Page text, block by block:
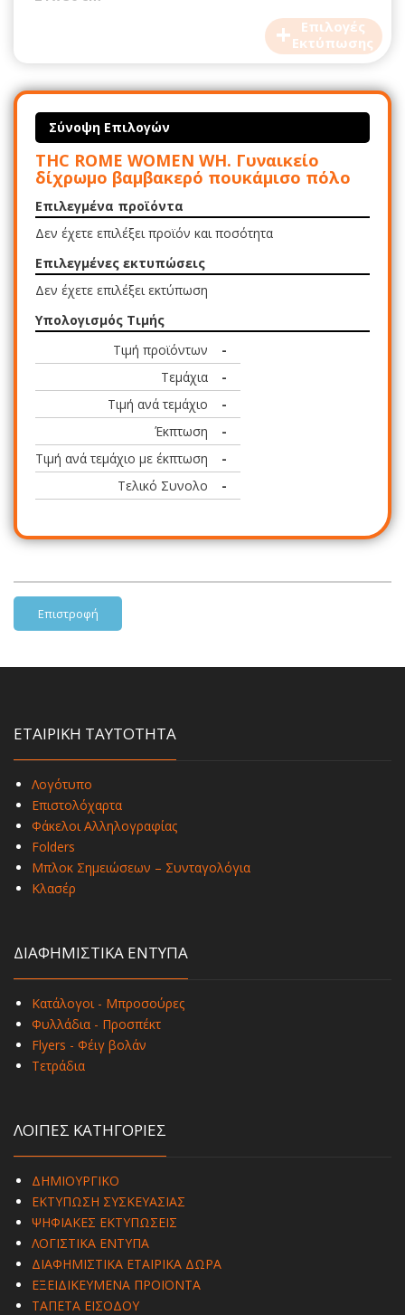
+
Επιλογές
Εκτύπωσης
Σύνοψη Επιλογών
THC ROME WOMEN WH. Γυναικείο
δίχρωμο βαμβακερό πουκάμισο πόλο
Επιλεγμένα προϊόντα
Δεν έχετε επιλέξει προϊόν και ποσότητα
Επιλεγμένες εκτυπώσεις
Δεν έχετε επιλέξει εκτύπωση
Υπολογισμός Τιμής
Τιμή προϊόντων
-
Τεμάχια
-
Τιμή ανά τεμάχιο
-
Έκπτωση
-
Τιμή ανά τεμάχιο με έκπτωση
-
Τελικό Συνολο
-
Επιστροφή
ΕΤΑΙΡΙΚΗ ΤΑΥΤΟΤΗΤΑ
Λογότυπο
Επιστολόχαρτα
Φάκελοι Αλληλογραφίας
Folders
Μπλοκ Σημειώσεων – Συνταγολόγια
Κλασέρ
ΔΙΑΦΗΜΙΣΤΙΚΑ ΕΝΤΥΠΑ
Κατάλογοι - Μπροσούρες
Φυλλάδια - Προσπέκτ
Flyers - Φέιγ βολάν
Τετράδια
ΛΟΙΠΕΣ ΚΑΤΗΓΟΡΙΕΣ
ΔΗΜΙΟΥΡΓΙΚΟ
ΕΚΤΥΠΩΣΗ ΣΥΣΚΕΥΑΣΙΑΣ
ΨΗΦΙΑΚΕΣ ΕΚΤΥΠΩΣΕΙΣ
ΛΟΓΙΣΤΙΚΑ ΕΝΤΥΠΑ
ΔΙΑΦΗΜΙΣΤΙΚΑ ΕΤΑΙΡΙΚΑ ΔΩΡΑ
ΕΞΕΙΔΙΚΕΥΜΕΝΑ ΠΡΟΪΟΝΤΑ
ΤΑΠΕΤΑ ΕΙΣΟΔΟΥ